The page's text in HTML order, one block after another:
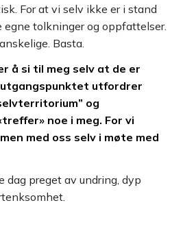
For at vi selv ikke er i stand
egne tolkninger og oppfattelser.
Basta.
å si til meg selv at de er
utfordrer
og
noe i meg. For vi
med oss selv i møte med
dag preget av undring, dyp